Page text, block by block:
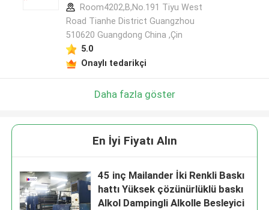
Room4202,B,No.191 Tiyu West
Road Tianhe District Guangzhou
510620 Guangdong China ,Çin
5.0
Onaylı tedarikçi
Daha fazla göster
En İyi Fiyatı Alın
45 inç Mailander İki Renkli Baskı
hattı Yüksek çözünürlüklü baskı
Alkol Dampingli Alkolle Besleyici